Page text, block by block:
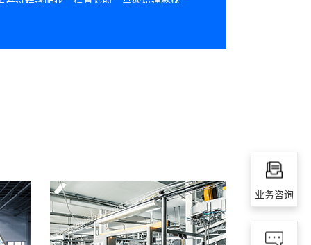
互通
行5AI天枢视觉检测，实现SMT产品缺陷
分类，过程不良智能识别及防呆管理；
理
实现生产
业务咨询